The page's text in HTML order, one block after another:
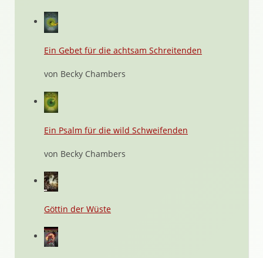
Ein Gebet für die achtsam Schreitenden
von Becky Chambers
Ein Psalm für die wild Schweifenden
von Becky Chambers
Göttin der Wüste